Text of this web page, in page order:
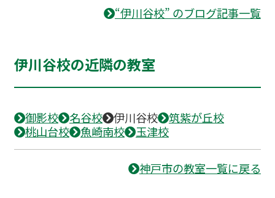
“伊川谷校” のブログ記事一覧
伊川谷校の近隣の教室
御影校 名谷校 伊川谷校
筑紫が丘校
桃山台校
魚崎南校 玉津校
神戸市の教室一覧に戻る